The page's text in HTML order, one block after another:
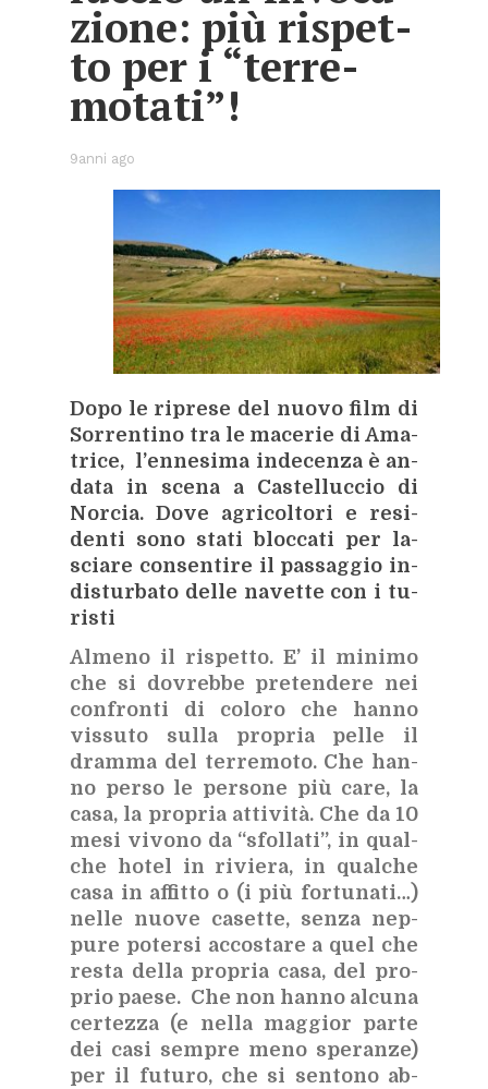
zio­ne: più ri­spet­
to per i “ter­re­
mo­ta­ti”!
9anni ago
Dopo le ri­pre­se del nuo­vo film di
Sor­ren­ti­no tra le ma­ce­rie di Ama­
tri­ce, l’en­ne­si­ma in­de­cen­za è an­
da­ta in sce­na a Ca­stel­luc­cio di
Nor­cia. Dove agri­col­to­ri e re­si­
den­ti sono sta­ti bloc­ca­ti per la­
scia­re con­sen­ti­re il pas­sag­gio in­
di­stur­ba­to del­le na­vet­te con i tu­
ri­sti
Al­me­no il ri­spet­to. E’ il mi­ni­mo
che si do­vreb­be pre­ten­de­re nei
con­fron­ti di co­lo­ro che han­no
vis­su­to sul­la pro­pria pel­le il
dram­ma del ter­re­mo­to. Che han­
no per­so le per­so­ne più care, la
casa, la pro­pria at­ti­vi­tà. Che da 10
mesi vi­vo­no da “sfol­la­ti”, in qual­
che ho­tel in ri­vie­ra, in qual­che
casa in af­fit­to o (i più for­tu­na­ti…)
nel­le nuo­ve ca­set­te, sen­za nep­
pu­re po­ter­si ac­co­sta­re a quel che
re­sta del­la pro­pria casa, del pro­
prio pae­se. Che non han­no al­cu­na
cer­tez­za (e nel­la mag­gior par­te
dei casi sem­pre meno spe­ran­ze)
per il fu­tu­ro, che si sen­to­no ab­